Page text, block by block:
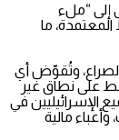
إلى “ملء
ما
وتُقوّض أي
على نطاق غير
الإسرائيليين في
مالية